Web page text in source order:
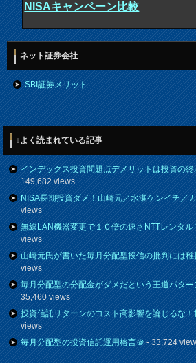
NISAキャンペーン比較
ネット証券会社
SBI証券メリット
↓よく読まれている記事
インデックス投資問題点デメリットは投資の
149,682 views
NISA長期投資ダメ！山崎元／水瀬ケンイチ／
views
無線LAN機器変更で１０倍の速さNTTレンタ
views
山崎元氏が書いた毎月分配型投信の批判には
views
毎月分配型の分配金がダメだという王道パタ
35,460 views
投資信託リターンのコスト高影響を論じるな
views
毎月分配型の投資信託運用格言＠- 33,724